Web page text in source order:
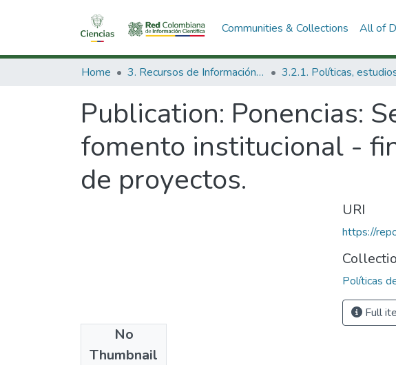
Communities & Collections All of
Home 3. Recursos de Información Científica y Tecnológica
Publication: Ponencias:
fomento institucional -
de proyectos.
No
Thumbnail
URI
https://
Políticas
Full